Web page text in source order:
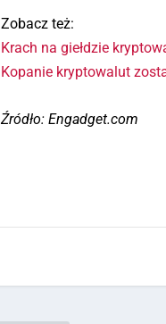
Zobacz też:
Krach na giełdzie
Kopanie kryptowalut
Źródło: Engadget.com